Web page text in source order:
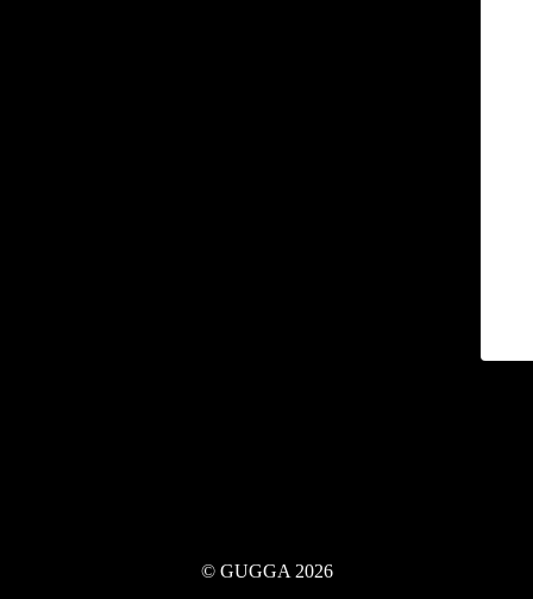
© GUGGA 2026